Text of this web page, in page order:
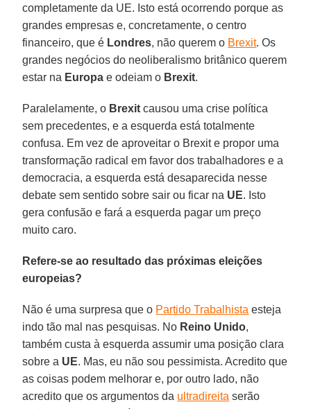
completamente da UE. Isto está ocorrendo porque as
grandes empresas e, concretamente, o centro
financeiro, que é Londres, não querem o Brexit. Os
grandes negócios do neoliberalismo britânico querem
estar na Europa e odeiam o Brexit.
Paralelamente, o Brexit causou uma crise política
sem precedentes, e a esquerda está totalmente
confusa. Em vez de aproveitar o Brexit e propor uma
transformação radical em favor dos trabalhadores e a
democracia, a esquerda está desaparecida nesse
debate sem sentido sobre sair ou ficar na UE. Isto
gera confusão e fará a esquerda pagar um preço
muito caro.
Refere-se ao resultado das próximas eleições
europeias?
Não é uma surpresa que o Partido Trabalhista esteja
indo tão mal nas pesquisas. No Reino Unido,
também custa à esquerda assumir uma posição clara
sobre a UE. Mas, eu não sou pessimista. Acredito que
as coisas podem melhorar e, por outro lado, não
acredito que os argumentos da ultradireita serão